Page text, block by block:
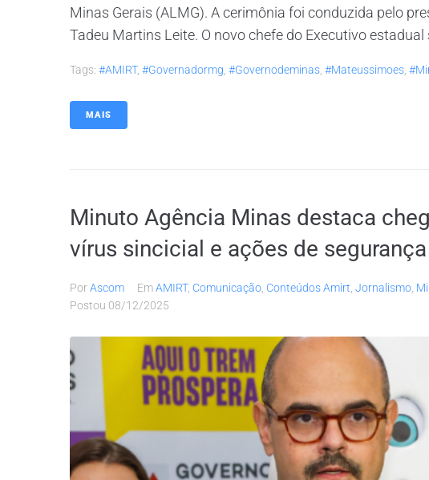
Minas Gerais (ALMG). A cerimônia foi conduzida pelo
Tadeu Martins Leite. O novo chefe do Executivo
Tags: #AMIRT, #governadormg #governodeminas #mateussimoes
MAIS
Minuto Agência Minas destaca
vírus sincicial e ações de
PorAscom EmAMIRT, Comunicação Conteúdos Amirt Jornalismo
Postou 08/12/2025